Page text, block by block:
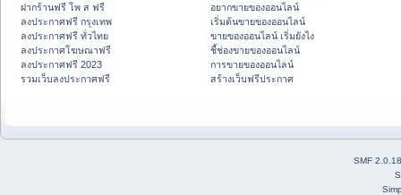
ฝากร้านฟรี โพ ส ฟรี
ลงประกาศฟรี กรุงเทพ
ลงประกาศฟรี ทั่วไทย
ลงประกาศโฆษณาฟรี
ลงประกาศฟรี 2023
รวมเว็บลงประกาศฟรี
อยากขายของออนไลน์
เริ่มต้นขายของออนไลน์
ขายของออนไลน์ เริ่มยังไง
ชี้ช่องขายของออนไลน์
การขายของออนไลน์
สร้างเว็บฟรีประกาศ
SMF 2.0.18